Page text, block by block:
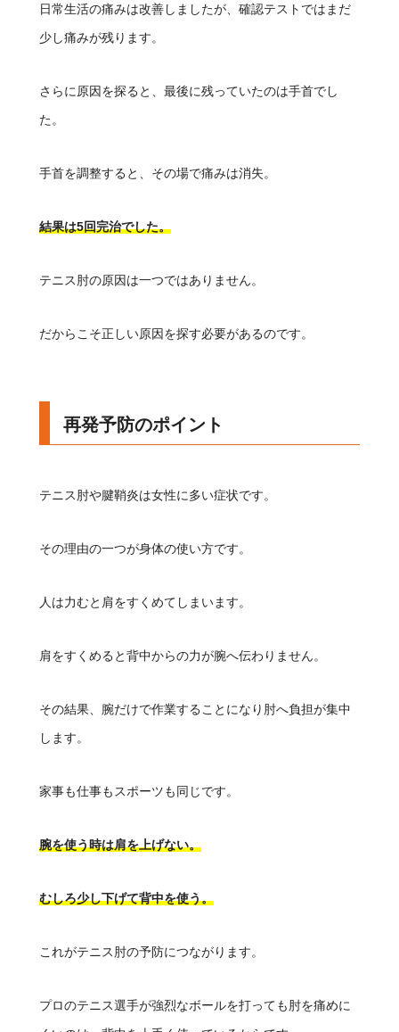
日常生活の痛みは改善しましたが、確認テストではまだ
少し痛みが残ります。
さらに原因を探ると、最後に残っていたのは手首でし
た。
手首を調整すると、その場で痛みは消失。
結果は5回完治でした。
テニス肘の原因は一つではありません。
だからこそ正しい原因を探す必要があるのです。
再発予防のポイント
テニス肘や腱鞘炎は女性に多い症状です。
その理由の一つが身体の使い方です。
人は力むと肩をすくめてしまいます。
肩をすくめると背中からの力が腕へ伝わりません。
その結果、腕だけで作業することになり肘へ負担が集中
します。
家事も仕事もスポーツも同じです。
腕を使う時は肩を上げない。
むしろ少し下げて背中を使う。
これがテニス肘の予防につながります。
プロのテニス選手が強烈なボールを打っても肘を痛めに